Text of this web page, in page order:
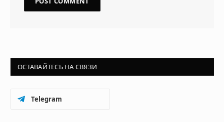
ОСТАВАЙТЕСЬ НА СВЯЗИ
Telegram